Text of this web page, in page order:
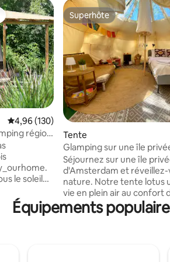
plus appréciés
Évaluation moyenne sur la base de 130
4,96 (130)
région
le soleil
vous
Superhôte
Superhôte
Tente
Glamping sur une île
d'Amsterdam
Séjournez sur une île
d'Amsterdam et réveillez-
nature. Notre tente lotus
vie en plein air au confort
luxe. Un lieu privilégié
ressourcer et vraiment
Équipements